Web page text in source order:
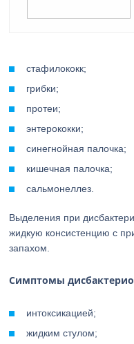
стафилококк;
грибки;
протеи;
энтерококки;
синегнойная палочка;
кишечная палочка;
сальмонеллез.
Выделения при
жидкую консистенцию с
запахом.
Симптомы
интоксикацией;
жидким стулом;